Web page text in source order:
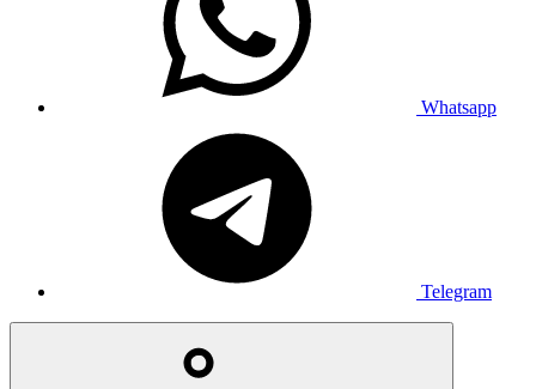
Whatsapp
Telegram